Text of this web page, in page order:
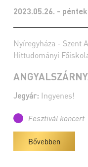
2023.05.26. -
Nyíregyháza - Szent
Hittudományi
Jegyár: Ingyenes!
Fesztivál koncert
Bővebben